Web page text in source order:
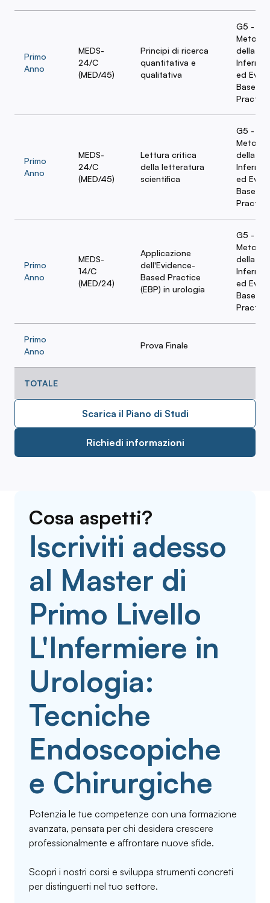
Primo
Anno
MEDS-
24/C
(MED/45)
Principi di ricerca
quantitativa e
qualitativa
G5 -
della
ed
Based
Practice
Primo
Anno
MEDS-
24/C
(MED/45)
Lettura critica
della letteratura
scientifica
G5 -
della
ed
Based
Practice
Primo
Anno
MEDS-
14/C
(MED/24)
Applicazione
dell'Evidence-
Based Practice
(EBP) in urologia
G5 -
della
ed
Based
Practice
Primo
Anno
Prova Finale
TOTALE
Scarica il Piano di Studi
Richiedi informazioni
Cosa aspetti?
Iscriviti adesso
al Master di
Primo Livello
L'Infermiere in
Urologia:
Tecniche
Endoscopiche
e Chirurgiche
Potenzia le tue competenze con una formazione
avanzata, pensata per chi desidera crescere
professionalmente e affrontare nuove sfide.
Scopri i nostri corsi e sviluppa strumenti concreti
per distinguerti nel tuo settore.